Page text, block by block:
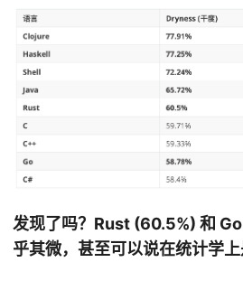
发现了吗？Rust (60.5%) 和
乎其微，甚至可以说在统计学上